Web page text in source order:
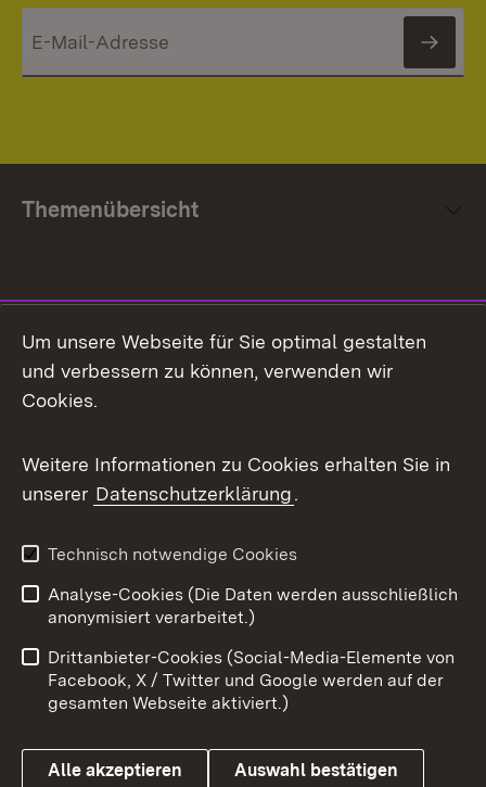
Themenübersicht
Facebook
X / Twitter
Youtube
Impressum
Kontakt
Barrierefreiheit
Datenschutz
Cookies
Um unsere Webseite für Sie optimal gestalten
und verbessern zu können, verwenden wir
Cookies.
Weitere Informationen zu Cookies erhalten Sie in
unserer Datenschutzerklärung.
Technisch notwendige Cookies
Analyse-Cookies (Die Daten werden ausschließlich
anonymisiert verarbeitet.)
Drittanbieter-Cookies (Social-Media-Elemente von
Facebook, X / Twitter und Google werden auf der
gesamten Webseite aktiviert.)
Alle akzeptieren Auswahl bestätigen